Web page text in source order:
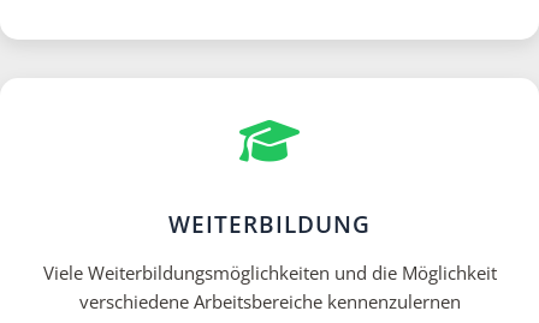
WEITERBILDUNG
Viele Weiterbildungsmöglichkeiten und die Möglichkeit
verschiedene Arbeitsbereiche kennenzulernen